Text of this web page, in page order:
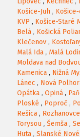
Košice-Juh ,
KVP , Košice-Staré
Belá , Košická
Klečenov ,
Malá Ida , Malá
Moldava nad
Kamenica , Nižná
Lánec , Nová
Opátka , Opiná ,
Ploské , Poproč ,
Rešica , Rozhanovce
Torysou , Šemša ,
Huta , Slanské